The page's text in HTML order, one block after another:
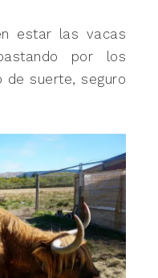
estar las vacas
por los
de suerte, seguro